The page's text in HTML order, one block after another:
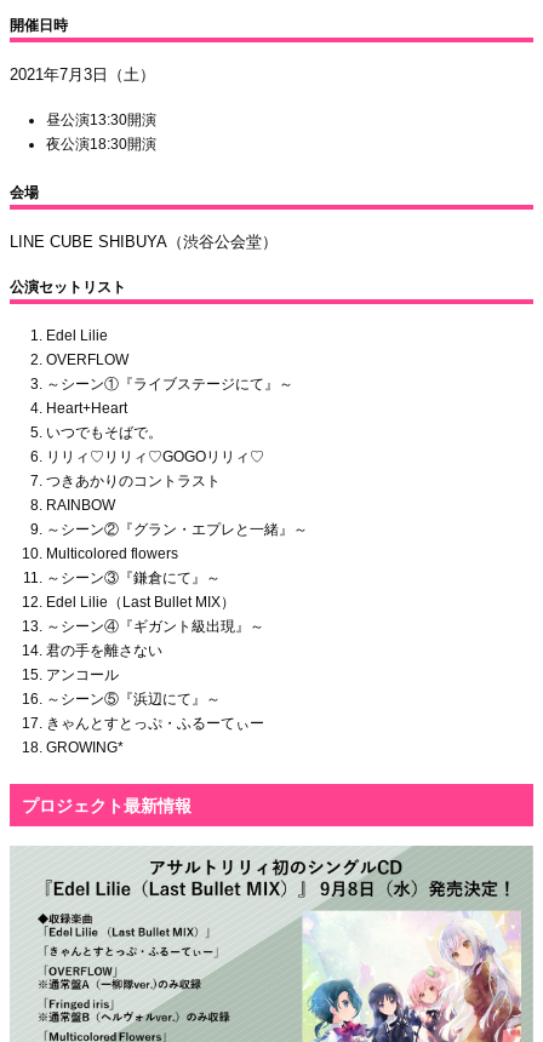
開催日時
2021年7月3日（土）
昼公演13:30開演
夜公演18:30開演
会場
LINE CUBE SHIBUYA（渋谷公会堂）
公演セットリスト
Edel Lilie
OVERFLOW
～シーン①『ライブステージにて』～
Heart+Heart
いつでもそばで。
リリィ♡リリィ♡GOGOリリィ♡
つきあかりのコントラスト
RAINBOW
～シーン②『グラン・エプレと一緒』～
Multicolored flowers
～シーン③『鎌倉にて』～
Edel Lilie（Last Bullet MIX）
～シーン④『ギガント級出現』～
君の手を離さない
アンコール
～シーン⑤『浜辺にて』～
きゃんとすとっぷ・ふるーてぃー
GROWING*
プロジェクト最新情報